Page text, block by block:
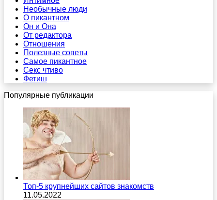
Необычные люди
О пикантном
Он и Она
От редактора
Отношения
Полезные советы
Самое пикантное
Секс чтиво
Фетиш
Популярные публикации
Топ-5 крупнейших сайтов знакомств
11.05.2022